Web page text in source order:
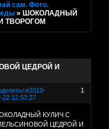
сам. Фото.
еды » ШОКОЛАДНЫЙ
ТВОРОГОМ
ЦЕДРОЙ И
1
2019-
22 12:53:27
КУЛИЧ С
ЦЕДРОЙ И